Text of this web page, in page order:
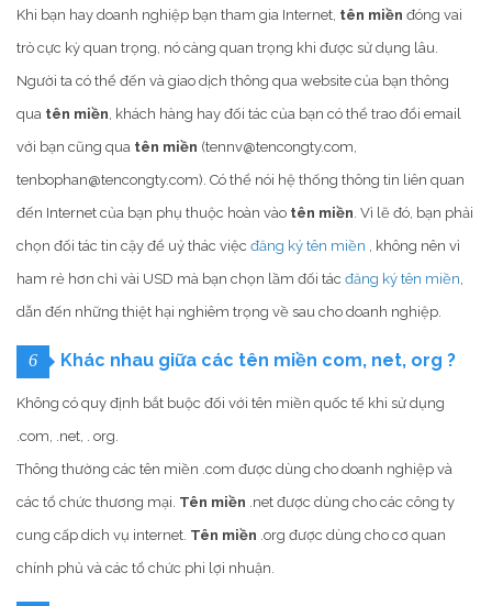
Khi bạn hay doanh nghiệp bạn tham gia Internet, tên miền đóng vai
trò cực kỳ quan trọng, nó càng quan trọng khi được sử dụng lâu.
Người ta có thể đến và giao dịch thông qua website của bạn thông
qua tên miền, khách hàng hay đối tác của bạn có thể trao đổi email
với bạn cũng qua tên miền (tennv@tencongty.com,
tenbophan@tencongty.com). Có thể nói hệ thống thông tin liên quan
đến Internet của bạn phụ thuộc hoàn vào tên miền. Vì lẽ đó, bạn phải
chọn đối tác tin cậy để uỷ thác việc đăng ký tên miền , không nên vì
ham rẻ hơn chỉ vài USD mà bạn chọn lầm đối tác đăng ký tên miền,
dẫn đến những thiệt hại nghiêm trọng về sau cho doanh nghiệp.
6 Khác nhau giữa các tên miền com, net, org ?
Không có quy định bắt buộc đối với tên miền quốc tế khi sử dụng
.com, .net, . org.
Thông thường các tên miền .com được dùng cho doanh nghiệp và
các tổ chức thương mại. Tên miền .net được dùng cho các công ty
cung cấp dich vụ internet. Tên miền .org được dùng cho cơ quan
chính phủ và các tổ chức phi lợi nhuận.